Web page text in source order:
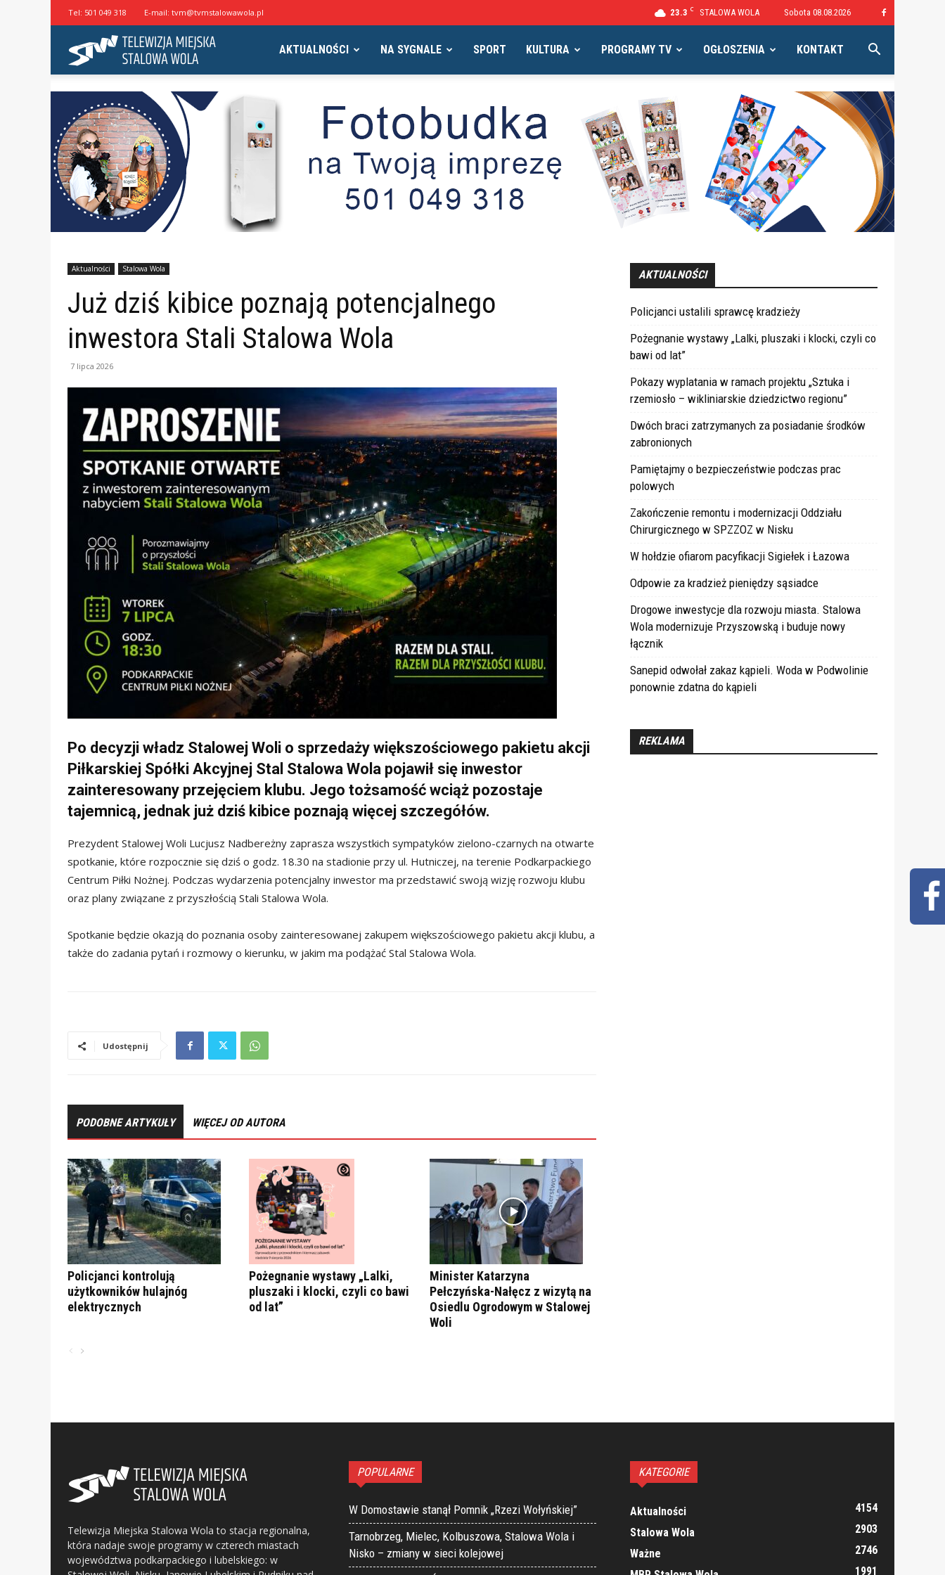
23.3 C STALOWA WOLA Sobota 08.08.2026
Tel: 501 049 318 E-mail: tvm@tvmstalowawola.pl
Telewizja
Miejska
Stalowa
AKTUALNOŚCI NA SYGNALE SPORT KULTURA PROGRAMY TV OGŁOSZENIA KONTAKT
Aktualności Stalowa Wola
Już dziś kibice poznają potencjalnego
inwestora Stali Stalowa Wola
7 lipca 2026
Po decyzji władz Stalowej Woli o sprzedaży większościowego pakietu akcji
Piłkarskiej Spółki Akcyjnej Stal Stalowa Wola pojawił się inwestor
zainteresowany przejęciem klubu. Jego tożsamość wciąż pozostaje
tajemnicą, jednak już dziś kibice poznają więcej szczegółów.
Prezydent Stalowej Woli Lucjusz Nadbereżny zaprasza wszystkich sympatyków zielono-czarnych na otwarte
spotkanie, które rozpocznie się dziś o godz. 18.30 na stadionie przy ul. Hutniczej, na terenie Podkarpackiego
Centrum Piłki Nożnej. Podczas wydarzenia potencjalny inwestor ma przedstawić swoją wizję rozwoju klubu
oraz plany związane z przyszłością Stali Stalowa Wola.
Spotkanie będzie okazją do poznania osoby zainteresowanej zakupem większościowego pakietu akcji klubu, a
także do zadania pytań i rozmowy o kierunku, w jakim ma podążać Stal Stalowa Wola.
Udostępnij
PODOBNE ARTYKUŁY WIĘCEJ OD AUTORA
Policjanci kontrolują
użytkowników hulajnóg
elektrycznych
Pożegnanie wystawy „Lalki,
pluszaki i klocki, czyli co bawi
od lat”
Minister Katarzyna
Pełczyńska-Nałęcz z wizytą na
Osiedlu Ogrodowym w Stalowej
Woli
AKTUALNOŚCI
Policjanci ustalili sprawcę kradzieży
Pożegnanie wystawy „Lalki, pluszaki i klocki, czyli co
bawi od lat”
Pokazy wyplatania w ramach projektu „Sztuka i
rzemiosło – wikliniarskie dziedzictwo regionu”
Dwóch braci zatrzymanych za posiadanie środków
zabronionych
Pamiętajmy o bezpieczeństwie podczas prac
polowych
Zakończenie remontu i modernizacji Oddziału
Chirurgicznego w SPZZOZ w Nisku
W hołdzie ofiarom pacyfikacji Sigiełek i Łazowa
Odpowie za kradzież pieniędzy sąsiadce
Drogowe inwestycje dla rozwoju miasta. Stalowa
Wola modernizuje Przyszowską i buduje nowy
łącznik
Sanepid odwołał zakaz kąpieli. Woda w Podwolinie
ponownie zdatna do kąpieli
REKLAMA
Telewizja Miejska Stalowa Wola to stacja regionalna,
która nadaje swoje programy w czterech miastach
województwa podkarpackiego i lubelskiego: w
POPULARNE
W Domostawie stanął Pomnik „Rzezi Wołyńskiej”
Tarnobrzeg, Mielec, Kolbuszowa, Stalowa Wola i
Nisko – zmiany w sieci kolejowej
KATEGORIE
Aktualności
4154
Stalowa Wola
2903
Ważne
2746
1991